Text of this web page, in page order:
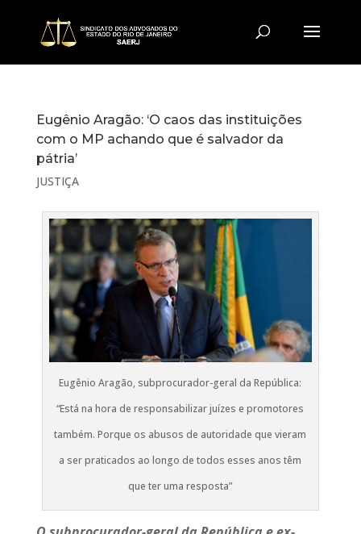
Eugênio Aragão: ‘O caos das instituições
com o MP achando que é salvador da
pátria’
JUSTIÇA
Eugênio Aragão, subprocurador-geral da República:
“Está na hora de responsabilizar juízes e promotores
também. Porque os abusos de autoridade que vieram
a ser praticados ao longo de todos esses anos têm
que ter uma resposta”